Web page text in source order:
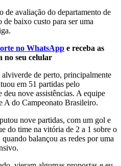
de avaliação do departamento de
baixo custo para ser uma
no WhatsApp e receba as
no seu celular
de perto, principalmente
em 51 partidas pelo
nove assistências. A equipe
A do Campeonato Brasileiro.
nove partidas, com um gol e
do time na vitória de 2 a 1 sobre o
balançou as redes por uma